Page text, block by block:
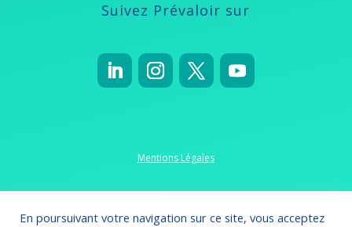
Suivez Prévaloir sur
Mentions Légales
Politique de confidentialité
En poursuivant votre navigation sur ce site, vous acceptez